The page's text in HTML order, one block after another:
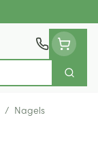
Zoek
/ Nagels